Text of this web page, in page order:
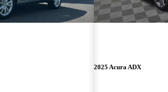
2025 Acura ADX